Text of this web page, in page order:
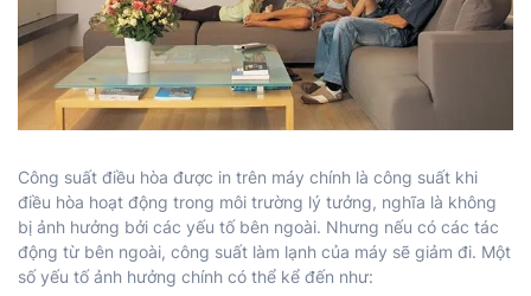
Công suất điều hòa được in trên máy chính là công suất khi
điều hòa hoạt động trong môi trường lý tưởng, nghĩa là không
bị ảnh hưởng bởi các yếu tố bên ngoài. Nhưng nếu có các tác
động từ bên ngoài, công suất làm lạnh của máy sẽ giảm đi. Một
số yếu tố ảnh hưởng chính có thể kể đến như: